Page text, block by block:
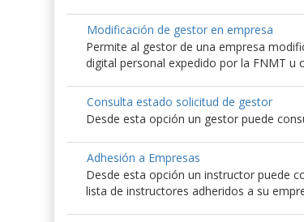
Modificación de gestor en empresa
Permite al gestor de una empresa
digital personal expedido por la FNMT u
Consulta estado solicitud de gestor
Desde esta opción un gestor puede
Adhesión a Empresas
Desde esta opción un instructor puede
lista de instructores adheridos a su